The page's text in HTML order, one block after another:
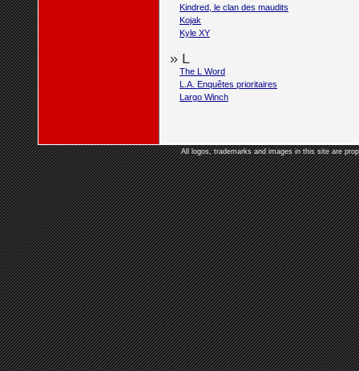
Kindred, le clan des maudits
Kojak
Kyle XY
» L
The L Word
L.A. Enquêtes prioritaires
Largo Winch
All logos, trademarks and images in this site are